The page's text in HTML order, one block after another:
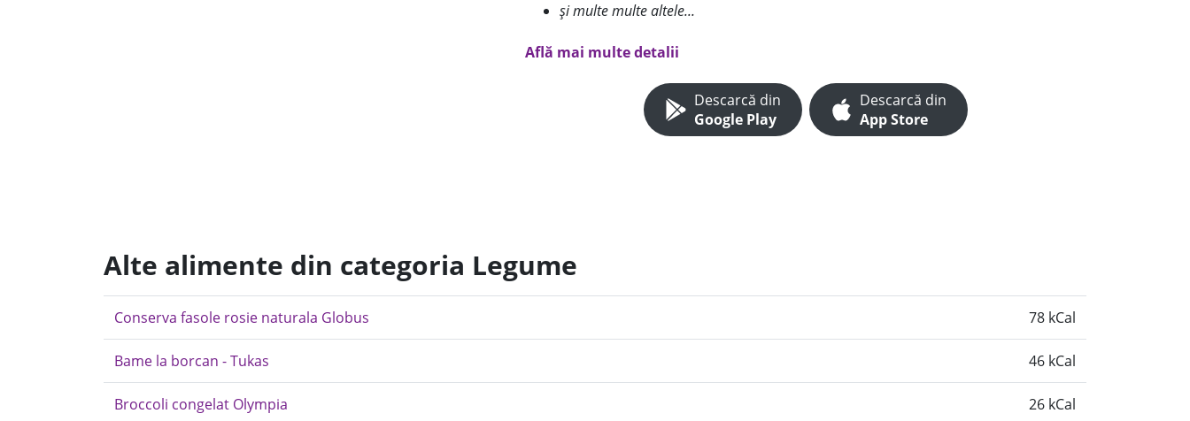
și multe multe altele...
Află mai multe detalii
Descarcă din
Google Play
Descarcă din
App Store
Alte alimente din categoria Legume
Conserva fasole rosie naturala Globus 78 kCal
Bame la borcan - Tukas 46 kCal
Broccoli congelat Olympia 26 kCal